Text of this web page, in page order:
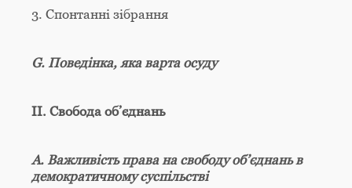
3. Спонтанні зібрання
G. Поведінка, яка варта осуду
II. Свобода об’єднань
А. Важливість права на свободу об’єднань в
демократичному суспільстві